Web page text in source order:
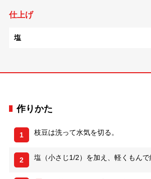
仕上げ
塩
作りかた
1 枝豆は洗って水気を切る。
2 塩（小さじ1/2）を加え、軽くもんで